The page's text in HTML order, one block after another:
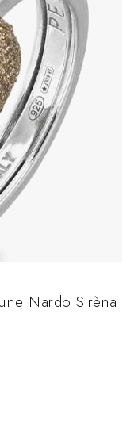
Nardo Sirèna